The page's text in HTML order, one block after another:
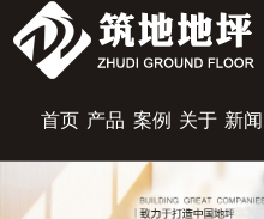
首页 产品
展示
案例
中心
关于
筑地
新闻
资讯